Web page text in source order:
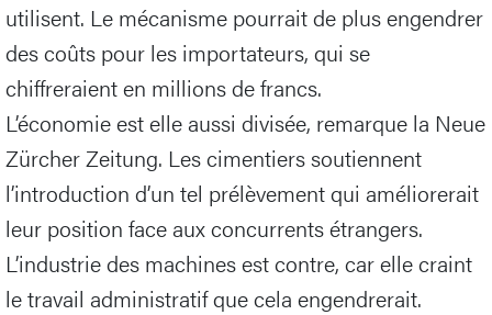
utilisent. Le mécanisme pourrait de plus engendrer
des coûts pour les importateurs, qui se
chiffreraient en millions de francs.
L’économie est elle aussi divisée, remarque la Neue
Zürcher Zeitung. Les cimentiers soutiennent
l’introduction d’un tel prélèvement qui améliorerait
leur position face aux concurrents étrangers.
L’industrie des machines est contre, car elle craint
le travail administratif que cela engendrerait.